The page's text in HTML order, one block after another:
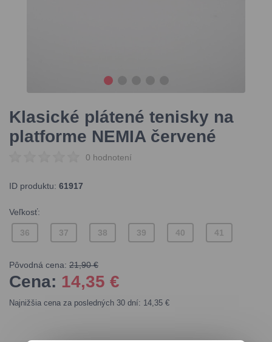
Klasické plátené tenisky na
platforme NEMIA červené
0 hodnotení
ID produktu: 61917
Veľkosť:
36 37 38 39 40 41
Pôvodná cena: 21,90 €
Cena: 14,35 €
Najnižšia cena za posledných 30 dní: 14,35 €